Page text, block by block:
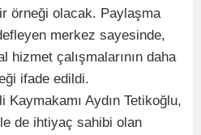
örneği olacak. Paylaşma
merkez sayesinde,
hizmet çalışmalarının daha
ifade edildi.
Kaymakamı Aydın Tetikoğlu,
de ihtiyaç sahibi olan